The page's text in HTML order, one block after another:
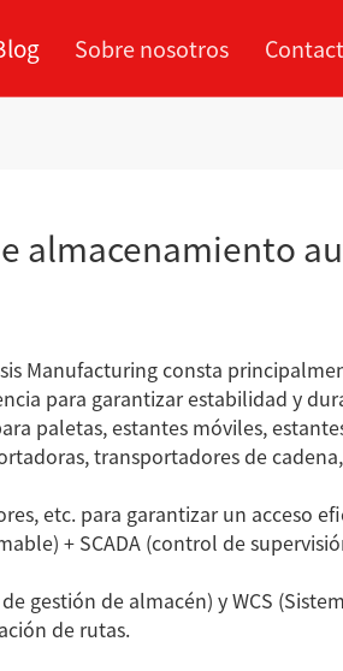
Sobre nosotros
almacenamiento
Manufacturing consta
para garantizar estabilidad y
paletas, estantes móviles,
transportadores de
etc. para garantizar un acceso
+ SCADA (control de
gestión de almacén) y WCS
de rutas.